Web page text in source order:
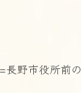
長野市役所前の